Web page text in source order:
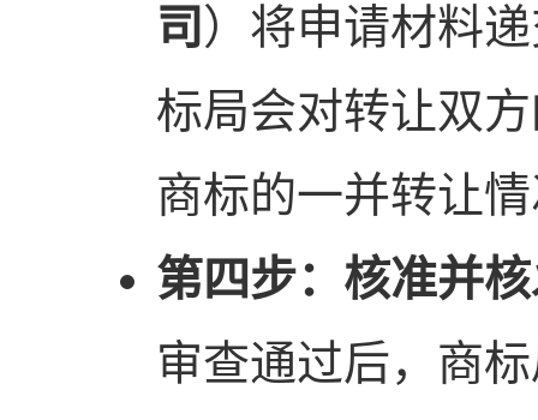
司 ）将申请材料
标局会对转让双
商标的一并转让
第四步：核准并
审查通过后，商